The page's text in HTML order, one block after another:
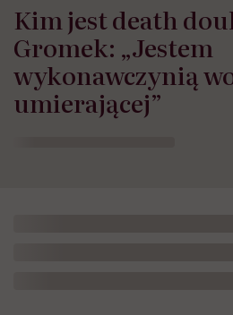
Kim jest death
Gromek: „Jestem
wykonawczynią
umierającej”